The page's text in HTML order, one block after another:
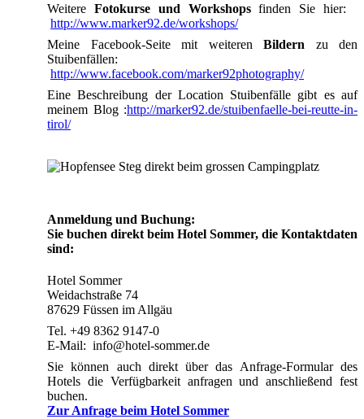
Weitere Fotokurse und Workshopsfinden Sie hier:
http://www.marker92.de/workshops/
Meine Facebook-Seite mit weiteren Bildern zu den
Stuibenfällen:
http://www.facebook.com/marker92photography/
Eine Beschreibung der Location Stuibenfälle gibt es auf
meinem Blog :http://marker92.de/stuibenfaelle-bei-reutte-in-
tirol/
Anmeldung und Buchung:
Sie buchen direkt beim Hotel Sommer, die Kontaktdaten
sind:
Hotel Sommer
Weidachstraße 74
87629 Füssen im Allgäu
Tel. +49 8362 9147-0
E-Mail: info@hotel-sommer.de
Sie können auch direkt über das Anfrage-Formular des
Hotels die Verfügbarkeit anfragen und anschließend fest
buchen.
Zur Anfrage beim Hotel Sommer